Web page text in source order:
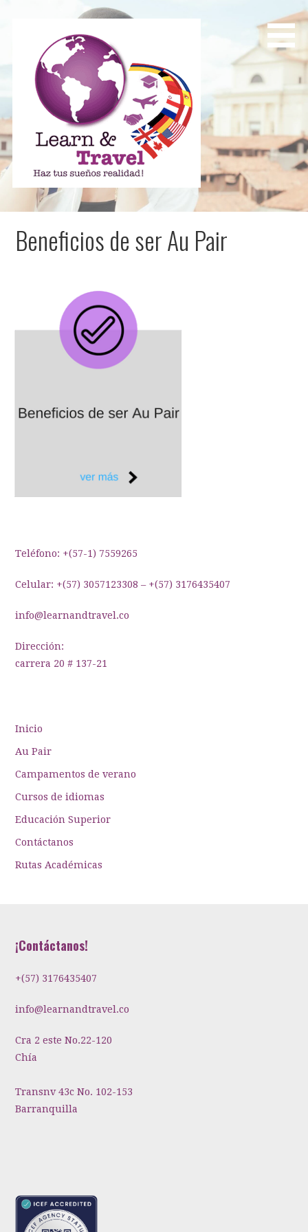
Learn and Travel
Agencia de Internacionalización Académica
Beneficios de ser Au Pair
Teléfono: +(57-1) 7559265
Celular: +(57) 3057123308 – +(57) 3176435407
info@learnandtravel.co
Dirección:
carrera 20 # 137-21
Inicio
Au Pair
Campamentos de verano
Cursos de idiomas
Educación Superior
Contáctanos
Rutas Académicas
¡Contáctanos!
+(57) 3176435407
info@learnandtravel.co
Cra 2 este No.22-120
Chía
Transnv 43c No. 102-153
Barranquilla